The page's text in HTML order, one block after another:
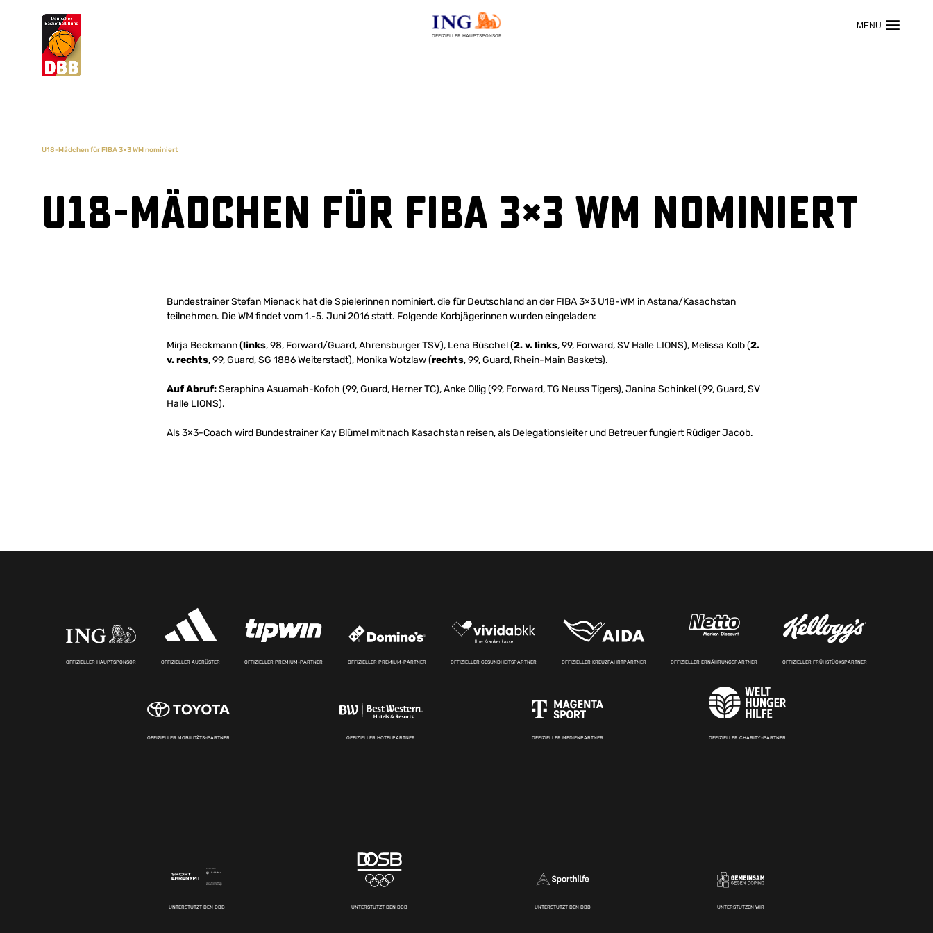
OFFIZIELLER HAUPTSPONSOR
Suchvorschläge
U18-Mädchen für FIBA 3×3 WM nominiert
U18-Mädchen für FIBA 3×3 WM nominiert
Bundestrainer Stefan Mienack hat die Spielerinnen nominiert, die für Deutschland an der FIBA 3×3 U18-WM in Astana/Kasachstan
teilnehmen. Die WM findet vom 1.-5. Juni 2016 statt. Folgende Korbjägerinnen wurden eingeladen:
Mirja Beckmann (links, 98, Forward/Guard, Ahrensburger TSV), Lena Büschel (2. v. links, 99, Forward, SV Halle LIONS), Melissa Kolb (2.
v. rechts, 99, Guard, SG 1886 Weiterstadt), Monika Wotzlaw (rechts, 99, Guard, Rhein-Main Baskets).
Auf Abruf:Seraphina Asuamah-Kofoh (99, Guard, Herner TC), Anke Ollig (99, Forward, TG Neuss Tigers), Janina Schinkel (99, Guard, SV
Halle LIONS).
Als 3×3-Coach wird Bundestrainer Kay Blümel mit nach Kasachstan reisen, als Delegationsleiter und Betreuer fungiert Rüdiger Jacob.
OFFIZIELLER HAUPTSPONSOR OFFIZIELLER AUSRÜSTER OFFIZIELLER PREMIUM-PARTNER OFFIZIELLER PREMIUM-PARTNER OFFIZIELLER GESUNDHEITSPARTNER OFFIZIELLER KREUZFAHRTPARTNER OFFIZIELLER ERNÄHRUNGSPARTNER OFFIZIELLER FRÜHSTÜCKSPARTNER
OFFIZIELLER MOBILITÄTS-PARTNER OFFIZIELLER HOTELPARTNER OFFIZIELLER MEDIENPARTNER OFFIZIELLER CHARITY-PARTNER
UNTERSTÜTZT DEN DBB UNTERSTÜTZT DEN DBB UNTERSTÜTZT DEN DBB UNTERSTÜTZEN WIR